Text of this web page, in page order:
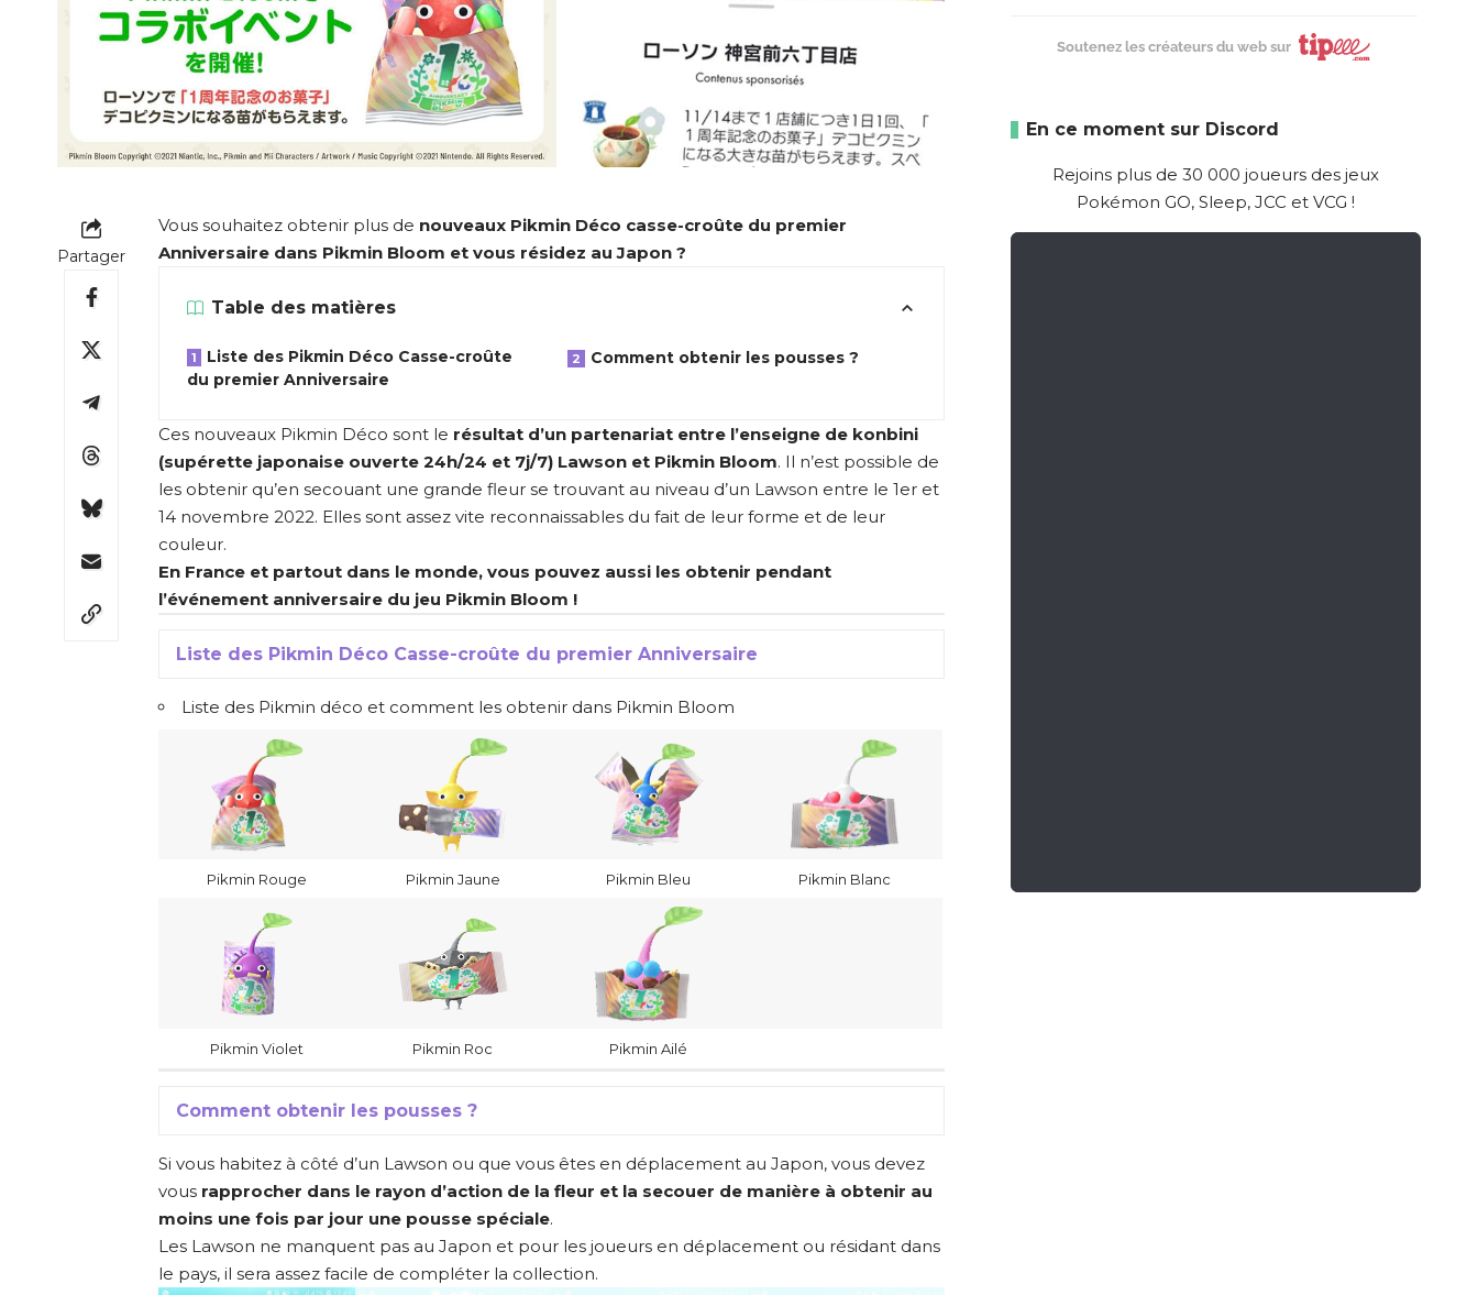
Partager
Vous souhaitez obtenir plus de nouveaux Pikmin Déco casse-croûte du premier
Anniversaire dans Pikmin Bloom et vous résidez au Japon ?
Table des matières
Liste des Pikmin Déco Casse-croûte
du premier Anniversaire
Comment obtenir les pousses ?
Ces nouveaux Pikmin Déco sont le résultat d’un partenariat entre l’enseigne de konbini
(supérette japonaise ouverte 24h/24 et 7j/7) Lawson et Pikmin Bloom. Il n’est possible de
les obtenir qu’en secouant une grande fleur se trouvant au niveau d’un Lawson entre le 1er et
14 novembre 2022. Elles sont assez vite reconnaissables du fait de leur forme et de leur
couleur.
En France et partout dans le monde, vous pouvez aussi les obtenir pendant
l’événement anniversaire du jeu Pikmin Bloom !
Liste des Pikmin Déco Casse-croûte du premier Anniversaire
Liste des Pikmin déco et comment les obtenir dans Pikmin Bloom
Pikmin Rouge Pikmin Jaune Pikmin Bleu Pikmin Blanc
Pikmin Violet Pikmin Roc Pikmin Ailé
Comment obtenir les pousses ?
Si vous habitez à côté d’un Lawson ou que vous êtes en déplacement au Japon, vous devez
vous rapprocher dans le rayon d’action de la fleur et la secouer de manière à obtenir au
moins une fois par jour une pousse spéciale.
Les Lawson ne manquent pas au Japon et pour les joueurs en déplacement ou résidant dans
le pays, il sera assez facile de compléter la collection.
Soutenez les créateurs du web sur
En ce moment sur Discord
Rejoins plus de 30 000 joueurs des jeux
Pokémon GO, Sleep, JCC et VCG !